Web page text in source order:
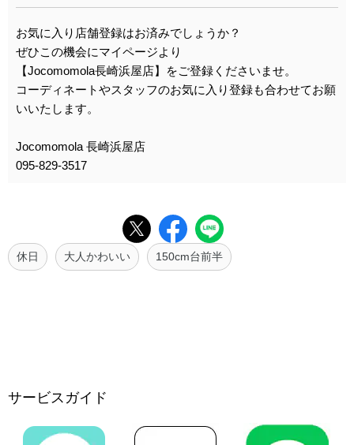
お気に入り店舗登録はお済みでしょうか？
ぜひこの機会にマイページより
【Jocomomola長崎浜屋店】をご登録くださいませ。
コーディネートやスタッフのお気に入り登録も合わせてお願
いいたします。
Jocomomola 長崎浜屋店
095-829-3517
休日 大人かわいい 150cm台前半
サービスガイド